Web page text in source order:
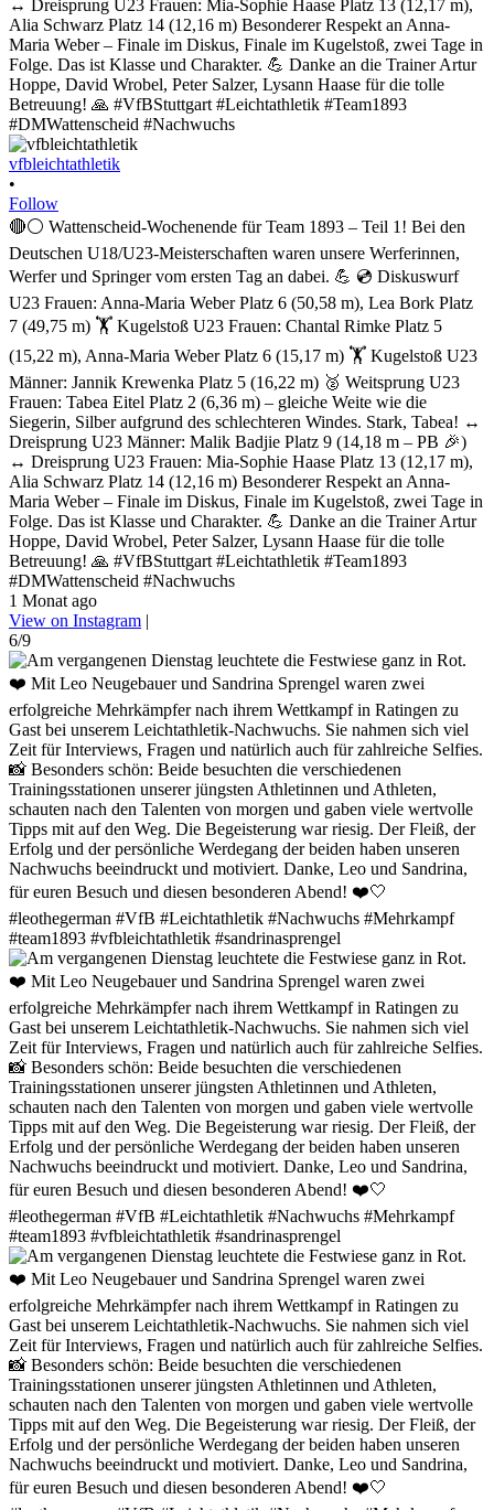
vfbleichtathletik
•
Follow
🔴⚪ Wattenscheid-Wochenende für Team 1893 – Teil 1! Bei den
Deutschen U18/U23-Meisterschaften waren unsere Werferinnen,
Werfer und Springer vom ersten Tag an dabei. 💪 💿 Diskuswurf
U23 Frauen: Anna-Maria Weber Platz 6 (50,58 m), Lea Bork Platz
7 (49,75 m) 🏋️ Kugelstoß U23 Frauen: Chantal Rimke Platz 5
(15,22 m), Anna-Maria Weber Platz 6 (15,17 m) 🏋️ Kugelstoß U23
Männer: Jannik Krewenka Platz 5 (16,22 m) 🥈 Weitsprung U23
Frauen: Tabea Eitel Platz 2 (6,36 m) – gleiche Weite wie die
Siegerin, Silber aufgrund des schlechteren Windes. Stark, Tabea! ↔️
Dreisprung U23 Männer: Malik Badjie Platz 9 (14,18 m – PB 🎉)
↔️ Dreisprung U23 Frauen: Mia-Sophie Haase Platz 13 (12,17 m),
Alia Schwarz Platz 14 (12,16 m) Besonderer Respekt an Anna-
Maria Weber – Finale im Diskus, Finale im Kugelstoß, zwei Tage in
Folge. Das ist Klasse und Charakter. 💪 Danke an die Trainer Artur
Hoppe, David Wrobel, Peter Salzer, Lysann Haase für die tolle
Betreuung! 🙏 #VfBStuttgart #Leichtathletik #Team1893
#DMWattenscheid #Nachwuchs
1 Monat ago
View on Instagram |
6/9